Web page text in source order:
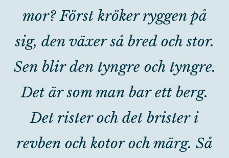
mor? Först kröker ryggen på
sig, den växer så bred och stor.
Sen blir den tyngre och tyngre.
Det är som man bar ett berg.
Det rister och det brister i
revben och kotor och märg. Så